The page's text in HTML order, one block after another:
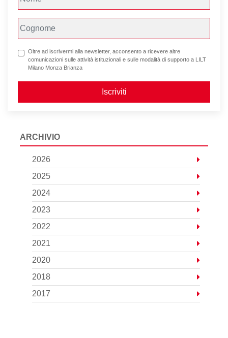
Oltre ad iscrivermi alla newsletter, acconsento a ricevere altre
comunicazioni sulle attività istituzionali e sulle modalità di supporto a LILT
Milano Monza Brianza
Iscriviti
ARCHIVIO
2026
2025
2024
2023
2022
2021
2020
2018
2017